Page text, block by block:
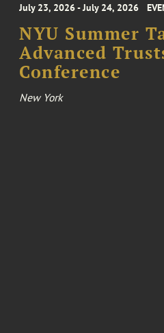
July 23, 2026 - July 24, 2026
NYU Summer
Advanced
Conference
New York